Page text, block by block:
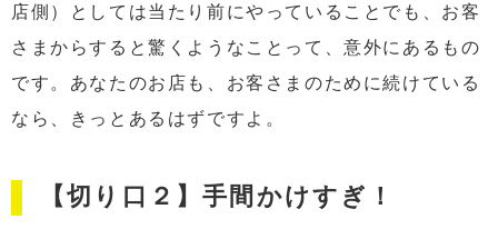
店側）としては当たり前にやっていることでも、お客
さまからすると驚くようなことって、意外にあるもの
です。あなたのお店も、お客さまのために続けている
なら、きっとあるはずですよ。
【切り口２】手間かけすぎ！